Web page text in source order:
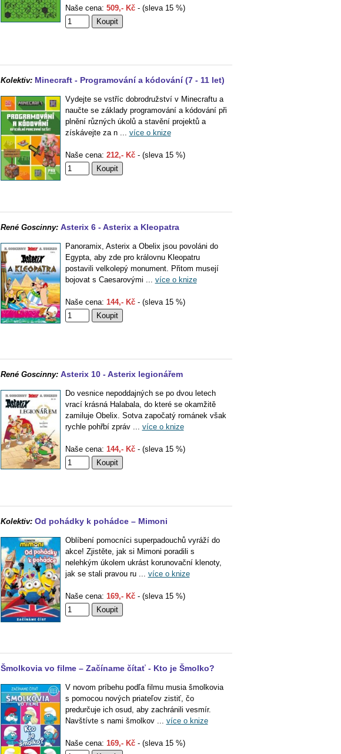
Naše cena: 509,- Kč- (sleva 15 %)
Kolektiv: Minecraft - Programování a kódování (7 - 11 let)
Vydejte se vstříc dobrodružství v Minecraftu a
naučte se základy programování a kódování při
plnění různých úkolů a stavění projektů a
získávejte za n ... více o knize
Naše cena: 212,- Kč- (sleva 15 %)
René Goscinny: Asterix 6 - Asterix a Kleopatra
Panoramix, Asterix a Obelix jsou povoláni do
Egypta, aby zde pro královnu Kleopatru
postavili velkolepý monument. Přitom musejí
bojovat s Caesarovými ... více o knize
Naše cena: 144,- Kč- (sleva 15 %)
René Goscinny: Asterix 10 - Asterix legionářem
Do vesnice nepoddajných se po dvou letech
vrací krásná Halabala, do které se okamžitě
zamiluje Obelix. Sotva započatý románek však
rychle pohřbí zpráv ... více o knize
Naše cena: 144,- Kč- (sleva 15 %)
Kolektiv: Od pohádky k pohádce – Mimoni
Oblíbení pomocníci superpadouchů vyráží do
akce! Zjistěte, jak si Mimoni poradili s
nelehkým úkolem ukrást korunovační klenoty,
jak se stali pravou ru ... více o knize
Naše cena: 169,- Kč- (sleva 15 %)
Šmolkovia vo filme – Začíname čítať - Kto je Šmolko?
V novom príbehu podľa filmu musia šmolkovia
s pomocou nových priateľov zistiť, čo
predurčuje ich osud, aby zachránili vesmír.
Navštívte s nami šmolkov ... více o knize
Naše cena: 169,- Kč- (sleva 15 %)